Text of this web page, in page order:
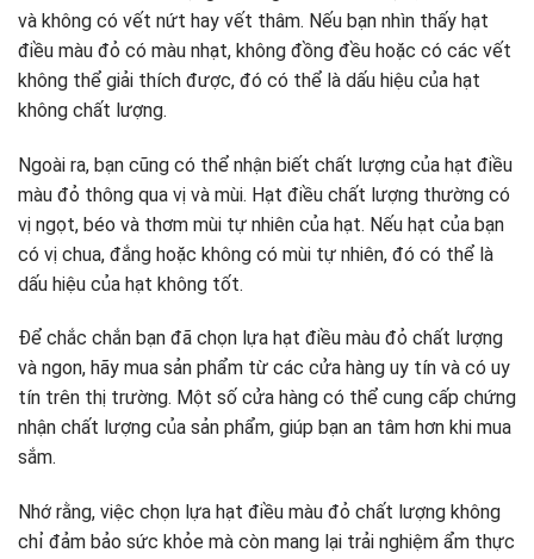
và không có vết nứt hay vết thâm. Nếu bạn nhìn thấy hạt
điều màu đỏ có màu nhạt, không đồng đều hoặc có các vết
không thể giải thích được, đó có thể là dấu hiệu của hạt
không chất lượng.
Ngoài ra, bạn cũng có thể nhận biết chất lượng của hạt điều
màu đỏ thông qua vị và mùi. Hạt điều chất lượng thường có
vị ngọt, béo và thơm mùi tự nhiên của hạt. Nếu hạt của bạn
có vị chua, đắng hoặc không có mùi tự nhiên, đó có thể là
dấu hiệu của hạt không tốt.
Để chắc chắn bạn đã chọn lựa hạt điều màu đỏ chất lượng
và ngon, hãy mua sản phẩm từ các cửa hàng uy tín và có uy
tín trên thị trường. Một số cửa hàng có thể cung cấp chứng
nhận chất lượng của sản phẩm, giúp bạn an tâm hơn khi mua
sắm.
Nhớ rằng, việc chọn lựa hạt điều màu đỏ chất lượng không
chỉ đảm bảo sức khỏe mà còn mang lại trải nghiệm ẩm thực